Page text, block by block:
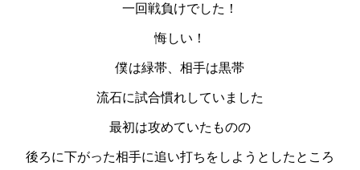
一回戦負けでした！
悔しい！
僕は緑帯、相手は黒帯
流石に試合慣れしていました
最初は攻めていたものの
後ろに下がった相手に追い打ちをしようとしたところ